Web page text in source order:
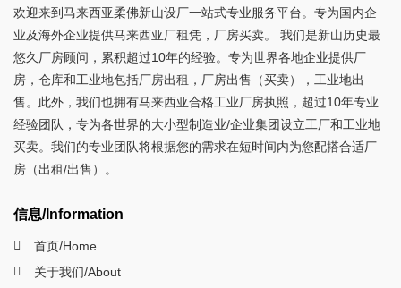
欢迎来到马来西亚柔佛新山设厂一站式专业服务平台。专为国内企
业及海外企业提供马来西亚厂租凭，厂房买卖。 我们是新山历史最
悠久厂房顾问，累积超过10年的经验。专为世界各地企业提供厂
房，仓库和工业地包括厂房出租，厂房出售（买卖），工业地出
售。此外，我们也拥有马来西亚合格工业厂房执照，超过10年专业
经验团队，专为各世界的大小型制造业/企业集团设立工厂和工业地
买卖。我们的专业团队将根据您的需求在短时间内为您配搭合适厂
房（出租/出售）。
信息/Information
首页/Home
关于我们/About